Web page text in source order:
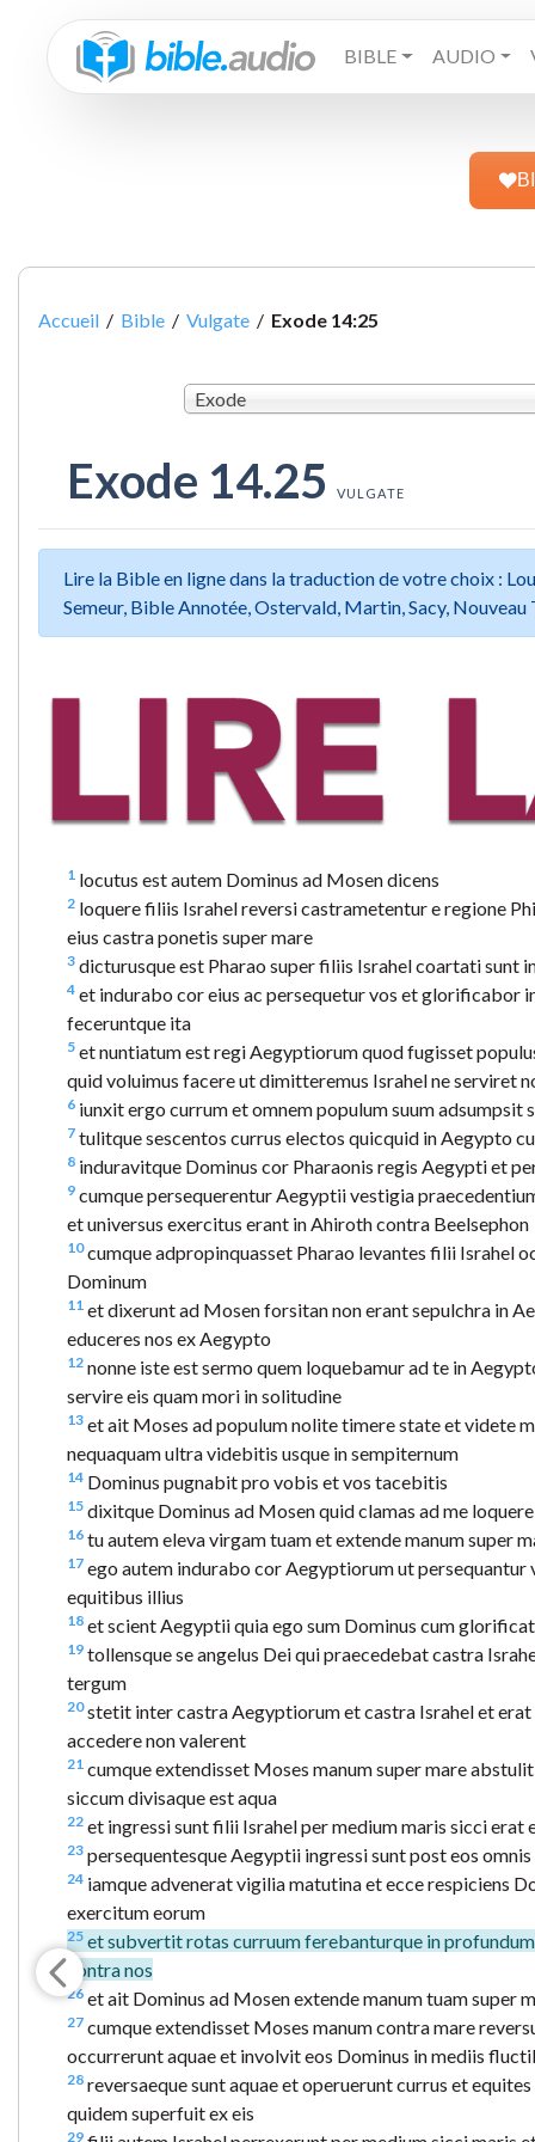
BIBLE AUDIO
Accueil / Bible / Vulgate / Exode 14:25
Exode
Exode 14.25 VULGATE
Lire la Bible en ligne dans la traduction de votre choix :
Semeur, Bible Annotée, Ostervald, Martin, Sacy,
1 locutus est autem Dominus ad Mosen dicens
2 loquere filiis Israhel reversi castrametentur e regione
eius castra ponetis super mare
3 dicturusque est Pharao super filiis Israhel coartati sunt
4 et indurabo cor eius ac persequetur vos et glorificabor
feceruntque ita
5 et nuntiatum est regi Aegyptiorum quod fugisset
quid voluimus facere ut dimitteremus Israhel ne serviret
6 iunxit ergo currum et omnem populum suum adsumpsit
7 tulitque sescentos currus electos quicquid in Aegypto
8 induravitque Dominus cor Pharaonis regis Aegypti et
9 cumque persequerentur Aegyptii vestigia
et universus exercitus erant in Ahiroth contra Beelsephon
10cumque adpropinquasset Pharao levantes filii Israhel
Dominum
11 et dixerunt ad Mosen forsitan non erant sepulchra in
educeres nos ex Aegypto
12 nonne iste est sermo quem loquebamur ad te in
servire eis quam mori in solitudine
13 et ait Moses ad populum nolite timere state et videte
nequaquam ultra videbitis usque in sempiternum
14 Dominus pugnabit pro vobis et vos tacebitis
15 dixitque Dominus ad Mosen quid clamas ad me
16 tu autem eleva virgam tuam et extende manum super
17 ego autem indurabo cor Aegyptiorum ut
equitibus illius
18 et scient Aegyptii quia ego sum Dominus cum
19 tollensque se angelus Dei qui praecedebat castra
tergum
20stetit inter castra Aegyptiorum et castra Israhel et
accedere non valerent
21 cumque extendisset Moses manum super mare
siccum divisaque est aqua
22 et ingressi sunt filii Israhel per medium maris sicci erat
23 persequentesque Aegyptii ingressi sunt post eos
24 iamque advenerat vigilia matutina et ecce respiciens
exercitum eorum
25 et subvertit rotas curruum ferebanturque in
contra nos
26 et ait Dominus ad Mosen extende manum tuam super
27 cumque extendisset Moses manum contra mare
occurrerunt aquae et involvit eos Dominus in mediis
28 reversaeque sunt aquae et operuerunt currus et
quidem superfuit ex eis
29